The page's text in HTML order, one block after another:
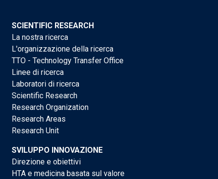
SCIENTIFIC RESEARCH
La nostra ricerca
L'organizzazione della ricerca
TTO - Technology Transfer Office
Linee di ricerca
Laboratori di ricerca
Scientific Research
Research Organization
Research Areas
Research Unit
SVILUPPO INNOVAZIONE
Direzione e obiettivi
HTA e medicina basata sul valore